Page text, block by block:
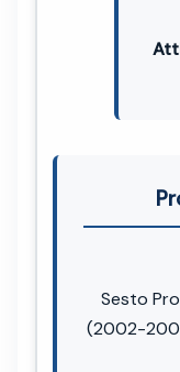
Sesto
(2002-